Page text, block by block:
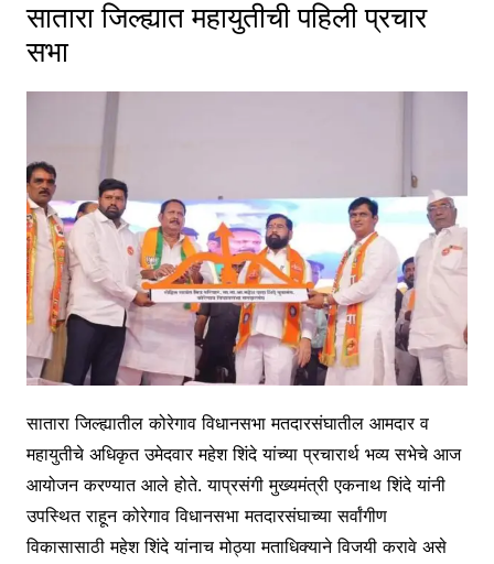
सातारा जिल्ह्यात महायुतीची पहिली प्रचार
सभा
सातारा जिल्ह्यातील कोरेगाव विधानसभा मतदारसंघातील आमदार व
महायुतीचे अधिकृत उमेदवार महेश शिंदे यांच्या प्रचारार्थ भव्य सभेचे आज
आयोजन करण्यात आले होते. याप्रसंगी मुख्यमंत्री एकनाथ शिंदे यांनी
उपस्थित राहून कोरेगाव विधानसभा मतदारसंघाच्या सर्वांगीण
विकासासाठी महेश शिंदे यांनाच मोठ्या मताधिक्याने विजयी करावे असे